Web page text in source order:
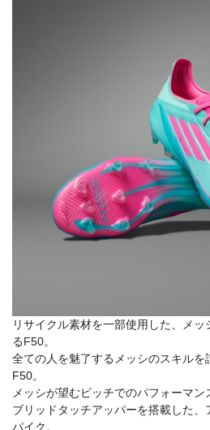
リサイクル素材を一部使用した、メ
るF50。
全ての人を魅了するメッシのスキルを
F50。
メッシが望むピッチでのパフォーマ
ブリッドタッチアッパーを搭載した、
パイク。